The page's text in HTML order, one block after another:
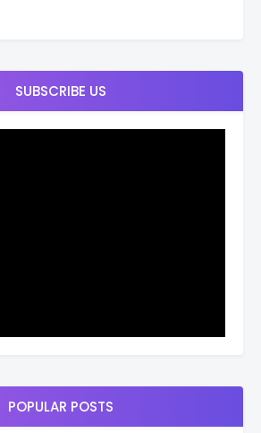
SUBSCRIBE US
POPULAR POSTS